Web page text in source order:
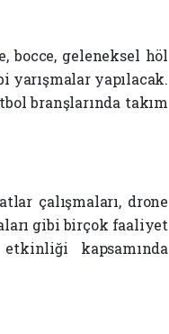
bocce, geleneksel höl
yarışmalar yapılacak.
branşlarında takım
çalışmaları, drone
gibi birçok faaliyet
kapsamında